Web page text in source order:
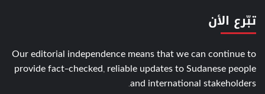
تبّرع الأن
Our editorial independence means that we can continue to
provide fact-checked, reliable updates to Sudanese people
and international stakeholders.